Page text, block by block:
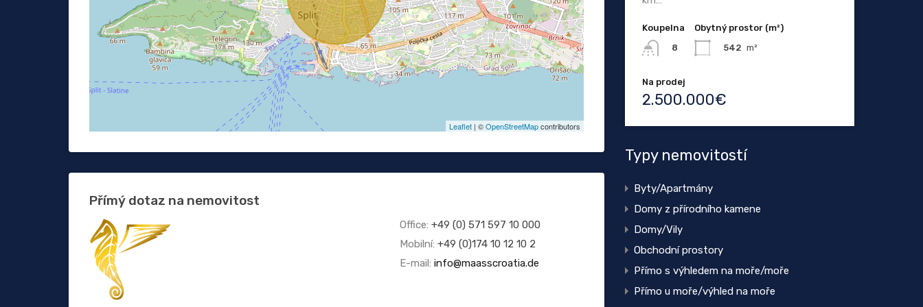
Leaflet| ©OpenStreetMapcontributors
Přímý dotaz na nemovitost
Office: +49 (0) 571 597 10 000
Mobilní: +49 (0)174 10 12 10 2
E-mail: info@maasscroatia.de
Koupelna
8
Obytný prostor (m²)
542 m²
Na prodej
2.500.000€
Typy nemovitostí
Byty/Apartmány
Domy z přírodního kamene
Domy/Vily
Obchodní prostory
Přímo s výhledem na moře/moře
Přímo u moře/výhled na moře